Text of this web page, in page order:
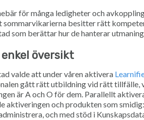
för många ledigheter och
besitter rätt
som berättar hur de hanterar
enkel översikt
valde att under våren aktivera
gått rätt utbildning vid rätt
är A och O för dem. Parallellt
aktiveringen och produkten som
och med stöd i